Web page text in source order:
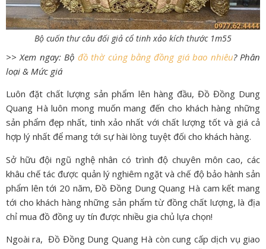
Bộ cuốn thư câu đối giả cổ tinh xảo kích thước 1m55
>> Xem ngay: Bộ đồ thờ cúng bằng đồng giá bao nhiêu? Phân
loại & Mức giá
Luôn đặt chất lượng sản phẩm lên hàng đầu, Đồ Đồng Dung
Quang Hà luôn mong muốn mang đến cho khách hàng những
sản phẩm đẹp nhất, tinh xảo nhất với chất lượng tốt và giá cả
hợp lý nhất để mang tới sự hài lòng tuyệt đối cho khách hàng.
Sở hữu đội ngũ nghệ nhân có trình độ chuyên môn cao, các
khâu chế tác được quản lý nghiêm ngặt và chế độ bảo hành sản
phẩm lên tới 20 năm, Đồ Đồng Dung Quang Hà cam kết mang
tới cho khách hàng những sản phẩm từ đồng chất lượng, là địa
chỉ mua đồ đồng uy tín được nhiều gia chủ lựa chọn!
Ngoài ra, Đồ Đồng Dung Quang Hà còn cung cấp dịch vụ giao